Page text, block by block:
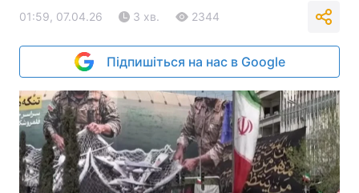
01:59, 07.04.26 3 хв. 2344
Підпишіться на нас в Google